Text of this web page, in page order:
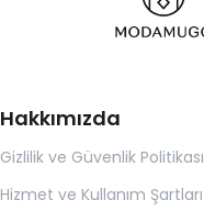
Hakkımızda
Gizlilik ve Güvenlik Politikası
Hizmet ve Kullanım Şartları